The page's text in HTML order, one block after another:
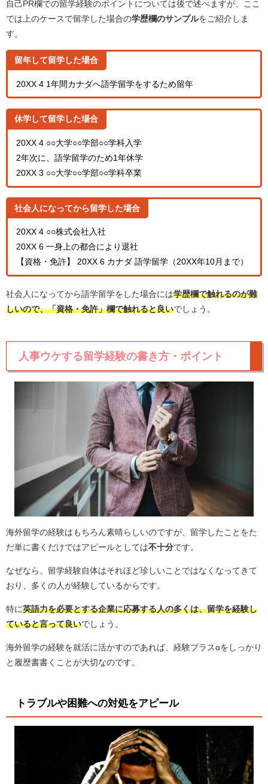
自己PR欄での留学経験のポイントについては後で述べますが、ここ
では上のケースで留学した場合の学歴欄のサンプルをご紹介しま
す。
留年して留学した場合
20XX 4 1年間カナダへ語学留学をするため留年
休学して留学した場合
20XX 4 ○○大学○○学部○○学科入学
2年次に、語学留学のため1年休学
20XX 3 ○○大学○○学部○○学科卒業
社会人になってから留学した場合
20XX 4 ○○株式会社入社
20XX 6 一身上の都合により退社
【資格・免許】 20XX 6 カナダ 語学留学（20XX年10月まで）
社会人になってから語学留学をした場合には学歴欄で触れるのが難
しいので、「資格・免許」欄で触れると良いでしょう。
人事ウケする留学経験の書き方・ポイント
海外留学の経験はもちろん素晴らしいのですが、留学したことをた
だ単に書くだけではアピールとしては不十分です。
なぜなら、留学経験自体はそれほど珍しいことではなくなってきて
おり、多くの人が経験しているからです。
特に英語力を必要とする企業に応募する人の多くは、留学を経験し
ていると言って良いでしょう。
海外留学の経験を就活に活かすのであれば、経験プラスαをしっかり
と履歴書書くことが大切なのです。
トラブルや困難への対処をアピール